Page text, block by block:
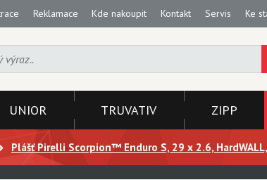
Reklamace Kde nakoupit Kontakt Servis Ke
UNIOR TRUVATIV ZIPP
Plášť Pirelli Scorpion™ Enduro S, 29 x 2.6,